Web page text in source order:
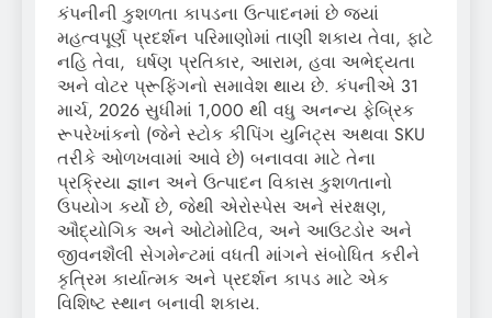
કંપનીની કુશળતા કાપડના ઉત્પાદનમાં છે જ્યાં
મહત્વપૂર્ણ પ્રદર્શન પરિમાણોમાં તાણી શકાય તેવા, ફાટે
નહિ તેવા, ઘર્ષણ પ્રતિકાર, આરામ, હવા અભેદ્યતા
અને વોટર પ્રૂફિંગનો સમાવેશ થાય છે. કંપનીએ 31
માર્ચ, 2026 સુધીમાં 1,000 થી વધુ અનન્ય ફેબ્રિક
રૂપરેખાંકનો (જેને સ્ટોક કીપિંગ યુનિટ્સ અથવા SKU
તરીકે ઓળખવામાં આવે છે) બનાવવા માટે તેના
પ્રક્રિયા જ્ઞાન અને ઉત્પાદન વિકાસ કુશળતાનો
ઉપયોગ કર્યો છે, જેથી એરોસ્પેસ અને સંરક્ષણ,
ઔદ્યોગિક અને ઓટોમોટિવ, અને આઉટડોર અને
જીવનશૈલી સેગમેન્ટમાં વધતી માંગને સંબોધિત કરીને
કૃત્રિમ કાર્યાત્મક અને પ્રદર્શન કાપડ માટે એક
વિશિષ્ટ સ્થાન બનાવી શકાય.